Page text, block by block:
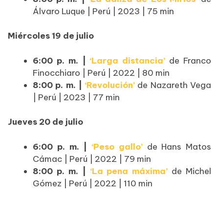
Álvaro Luque | Perú | 2023 | 75 min
Miércoles 19 de julio
6:00 p. m. | ‘Larga distancia’ de Franco
Finocchiaro | Perú | 2022 | 80 min
8:00 p. m. | ‘Revolución’ de Nazareth Vega
| Perú | 2023 | 77 min
Jueves 20 de julio
6:00 p. m. | ‘Peso gallo’ de Hans Matos
Cámac | Perú | 2022 | 79 min
8:00 p. m. | ‘La pena máxima’ de Michel
Gómez | Perú | 2022 | 110 min